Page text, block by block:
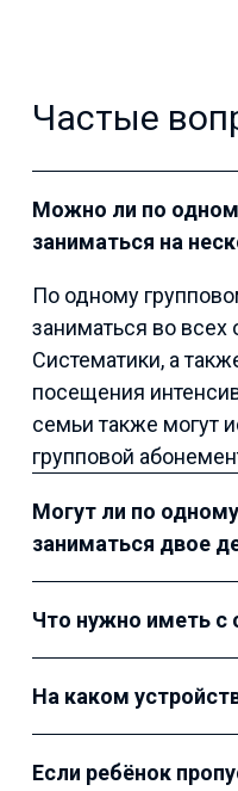
Частые
Можно ли по
заниматься на
По одному
заниматься во всех
Систематики, а
посещения
семьи также могут
групповой
Могут ли по
заниматься двое
Что нужно иметь с
На каком
Если ребёнок